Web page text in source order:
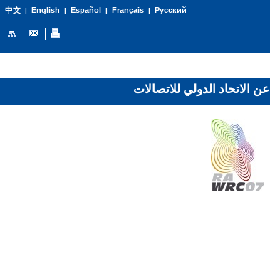
中文| English | Español | Français| Русский
عن الاتحاد الدولي للاتصالات